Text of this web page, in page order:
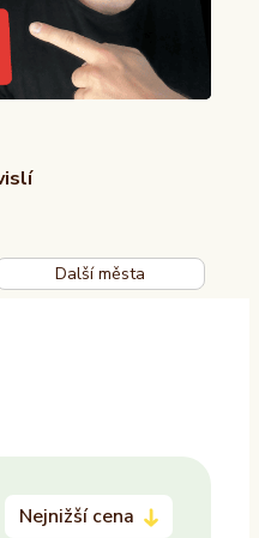
Další města
Nejnižší cena